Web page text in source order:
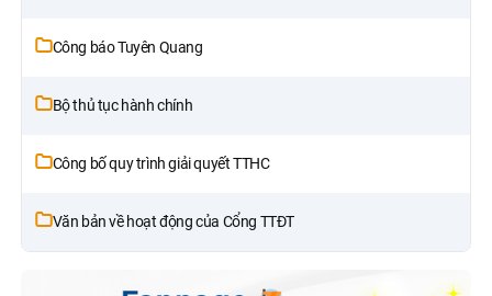
Công báo Tuyên Quang
Bộ thủ tục hành chính
Công bố quy trình giải quyết TTHC
Văn bản về hoạt động của Cổng TTĐT